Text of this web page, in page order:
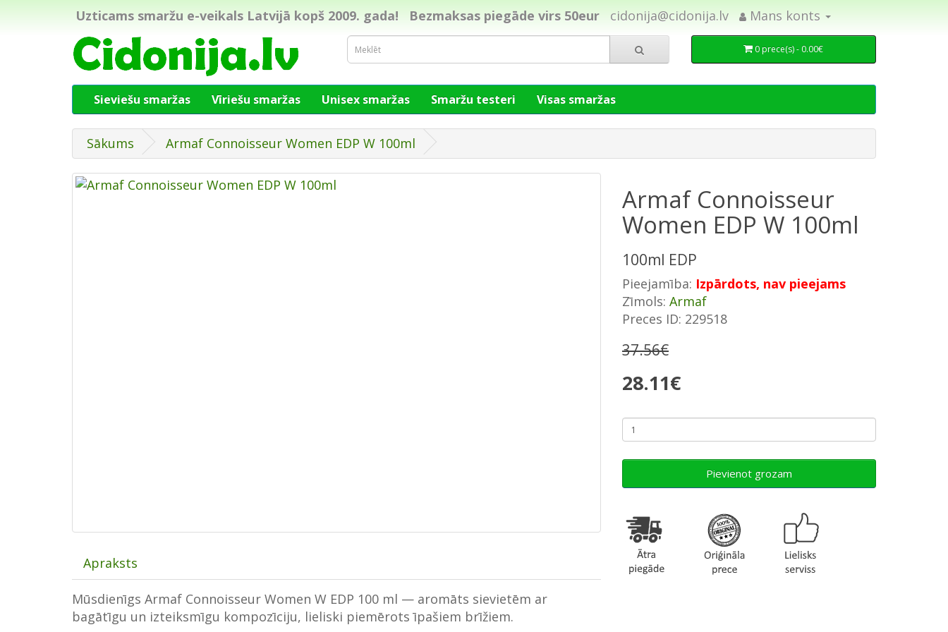
Uzticams smaržu e-veikals Latvijā kopš 2009. gada! Bezmaksas piegāde virs 50eur cidonija@cidonija.lv Mans konts
0 prece(s) - 0.00€
Sieviešu smaržas Vīriešu smaržas Unisex smaržas Smaržu testeri Visas smaržas
Sākums Armaf Connoisseur Women EDP W 100ml
Apraksts
Mūsdienīgs Armaf Connoisseur Women W EDP 100 ml — aromāts sievietēm ar
bagātīgu un izteiksmīgu kompozīciju, lieliski piemērots īpašiem brīžiem.
Armaf Connoisseur
Women EDP W 100ml
100ml EDP
Pieejamība: Izpārdots, nav pieejams
Zīmols: Armaf
Preces ID: 229518
37.56€
28.11€
Pievienot grozam